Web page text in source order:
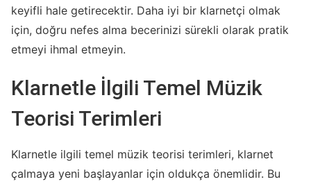
keyifli hale getirecektir. Daha iyi bir klarnetçi olmak
için, doğru nefes alma becerinizi sürekli olarak pratik
etmeyi ihmal etmeyin.
Klarnetle İlgili Temel Müzik
Teorisi Terimleri
Klarnetle ilgili temel müzik teorisi terimleri, klarnet
çalmaya yeni başlayanlar için oldukça önemlidir. Bu